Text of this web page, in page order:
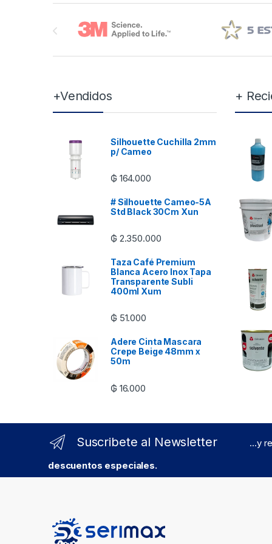
+Vendidos
Silhouette Cuchilla 2mm
p/ Cameo
₲ 164.000
# Silhouette Cameo-5A
Std Black 30Cm Xun
₲ 2.350.000
Taza Café Premium
Blanca Acero Inox Tapa
Transparente Subli
400ml Xum
₲ 51.000
Adere Cinta Mascara
Crepe Beige 48mm x
50m
₲ 16.000
+
Suscribete al Newsletter
...y
descuentos especiales.